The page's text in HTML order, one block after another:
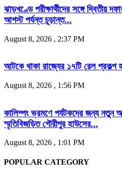
ঝাড়খণ্ডে পরীক্ষার্থীদের সঙ্গে দ্বিতীয়
আগস্ট পর্যন্ত চূড়ান্ত...
August 8, 2026 , 2:37 PM
আটকে থাকা রাজ্যের ১৭টি রেল প্রকল্প
August 8, 2026 , 1:56 PM
কালিম্পং ভ্রমণে পর্যটকদের জন্য নতুন
স্মৃতিবিজড়িত গৌরীপুর হাউসের...
August 8, 2026 , 1:01 PM
POPULAR CATEGORY